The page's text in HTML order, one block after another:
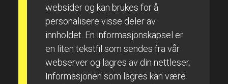
websider og kan brukes for å
personalisere visse deler av
innholdet. En informasjonskapsel er
en liten tekstfil som sendes fra vår
webserver og lagres av din nettleser.
Informasjonen som lagres kan være